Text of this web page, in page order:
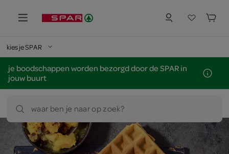
kies je SPAR
je boodschappen worden bezorgd door de SPAR in
jouw buurt
waar ben je naar op zoek?